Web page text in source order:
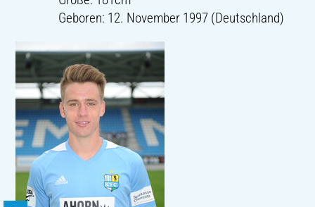
Geboren: 12. November 1997 (Deutschland)